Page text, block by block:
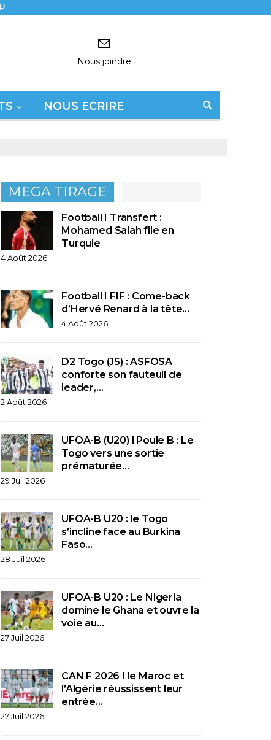
Nous joindre
NOUS ECRIRE
MEGA TIRAGE
Football I Transfert :
Mohamed Salah file en
Turquie
4 Août 2026
Football I FIF : Come-back
d’Hervé Renard à la tête…
4 Août 2026
D2 Togo (J5) : ASFOSA
conforte son fauteuil de
leader,…
2 Août 2026
UFOA-B (U20) l Poule B : Le
Togo vers une sortie
prématurée…
29 Juil 2026
UFOA-B U20 : le Togo
s’incline face au Burkina
Faso…
28 Juil 2026
UFOA-B U20 : Le Nigeria
domine le Ghana et ouvre la
voie au…
27 Juil 2026
CAN F 2026 I le Maroc et
l’Algérie réussissent leur
entrée…
27 Juil 2026